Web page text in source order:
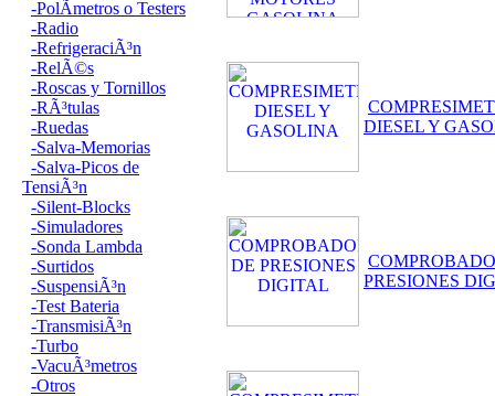
-PolÃ­metros o Testers
-Radio
-RefrigeraciÃ³n
-RelÃ©s
-Roscas y Tornillos
-RÃ³tulas
-Ruedas
-Salva-Memorias
-Salva-Picos de
TensiÃ³n
-Silent-Blocks
-Simuladores
-Sonda Lambda
-Surtidos
-SuspensiÃ³n
-Test Bateria
-TransmisiÃ³n
-Turbo
-VacuÃ³metros
-Otros
DIESEL Y
PRESIONES